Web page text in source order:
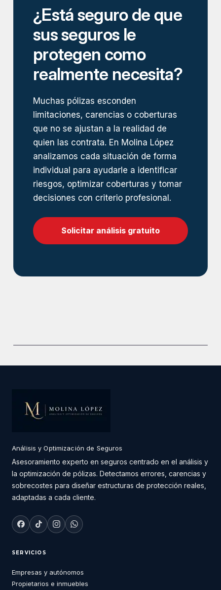
¿Está seguro de que
sus seguros le
protegen como
realmente necesita?
Muchas pólizas esconden
limitaciones, carencias o coberturas
que no se ajustan a la realidad de
quien las contrata. En Molina López
analizamos cada situación de forma
individual para ayudarle a identificar
riesgos, optimizar coberturas y tomar
decisiones con criterio profesional.
Solicitar análisis gratuito
Análisis y Optimización de Seguros
Asesoramiento experto en seguros centrado en el análisis y
la optimización de pólizas. Detectamos errores, carencias y
sobrecostes para diseñar estructuras de protección reales,
adaptadas a cada cliente.
SERVICIOS
Empresas y autónomos
Propietarios e inmuebles